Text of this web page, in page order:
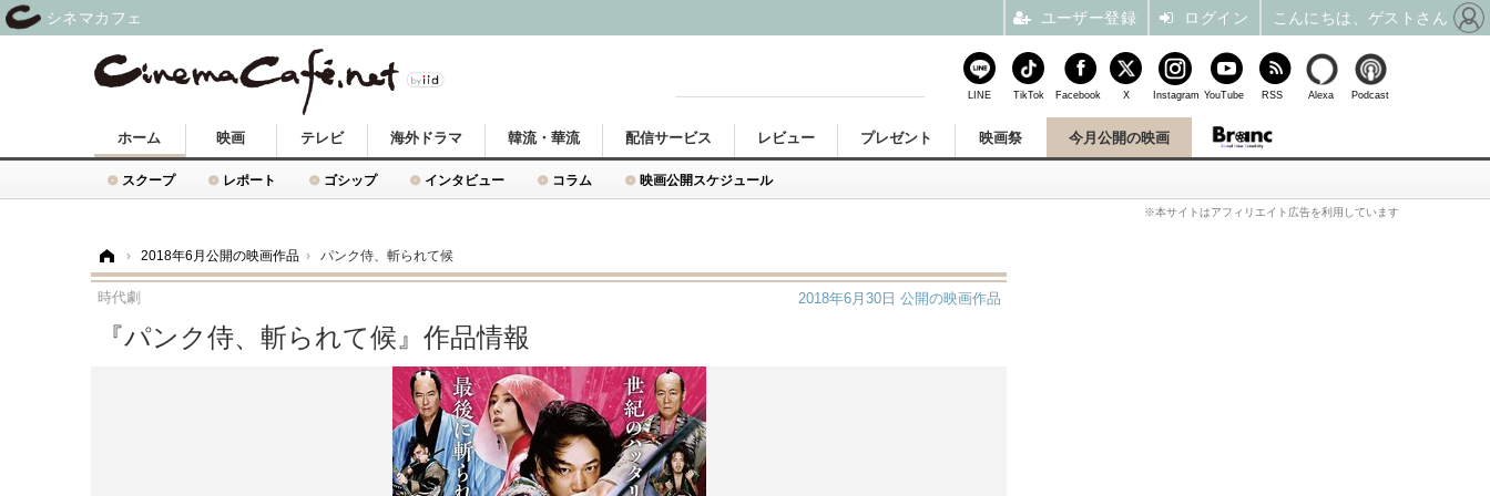
ホーム
スクープ レポート ゴシップ インタビュー コラム 映画公開スケジュール
映画 テレビ 海外ドラマ 韓流・華流 配信サービス レビュー プレゼント 映画祭 今月公開の映画
※本サイトはアフィリエイト広告を利用しています
› 2018年6月公開の映画作品 › パンク侍、斬られて候
時代劇
『パンク侍、斬られて候』作品情報
2018年6月30日 公開の映画作品
LINE TikTok Facebook X Instagram YouTube RSS Alexa Podcast
シネマカフェ ユーザー登録 ログイン こんにちは、ゲストさん